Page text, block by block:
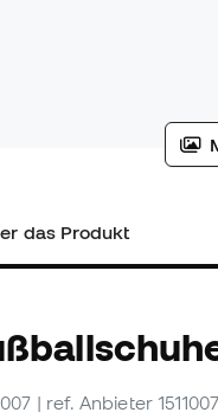
das Produkt
| ref. Anbieter 1511007